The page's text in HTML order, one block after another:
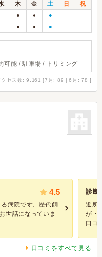
木 金 土 日
祝
● ● ●
● ● ●
可能 / 駐車場 / トリミング
クセス数: 9,161 [7月: 89 | 6月: 78 ]
4.5
病院です。歴代飼
世話になっていま
診断
近所
が・
口コ
口コミをすべて見る